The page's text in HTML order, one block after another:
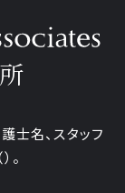
士名、スタッフ
（）。